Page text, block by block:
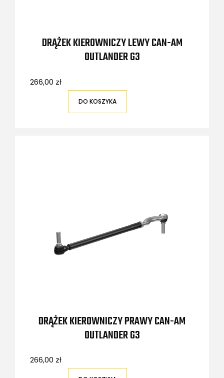
DRĄŻEK KIEROWNICZY LEWY CAN-AM
OUTLANDER G3
266,00 zł
DO KOSZYKA
DRĄŻEK KIEROWNICZY PRAWY CAN-AM
OUTLANDER G3
266,00 zł